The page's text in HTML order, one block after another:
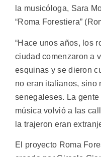
la musicóloga, Sara
“Roma Forestiera”
“Hace unos años, los
ciudad comenzaron a
esquinas y se dieron
no eran italianos, sino
senegaleses. La
música volvió a las
la trajeron eran
El proyecto Roma